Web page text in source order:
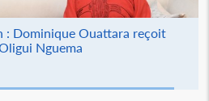
: Dominique Ouattara reçoit
Nguema